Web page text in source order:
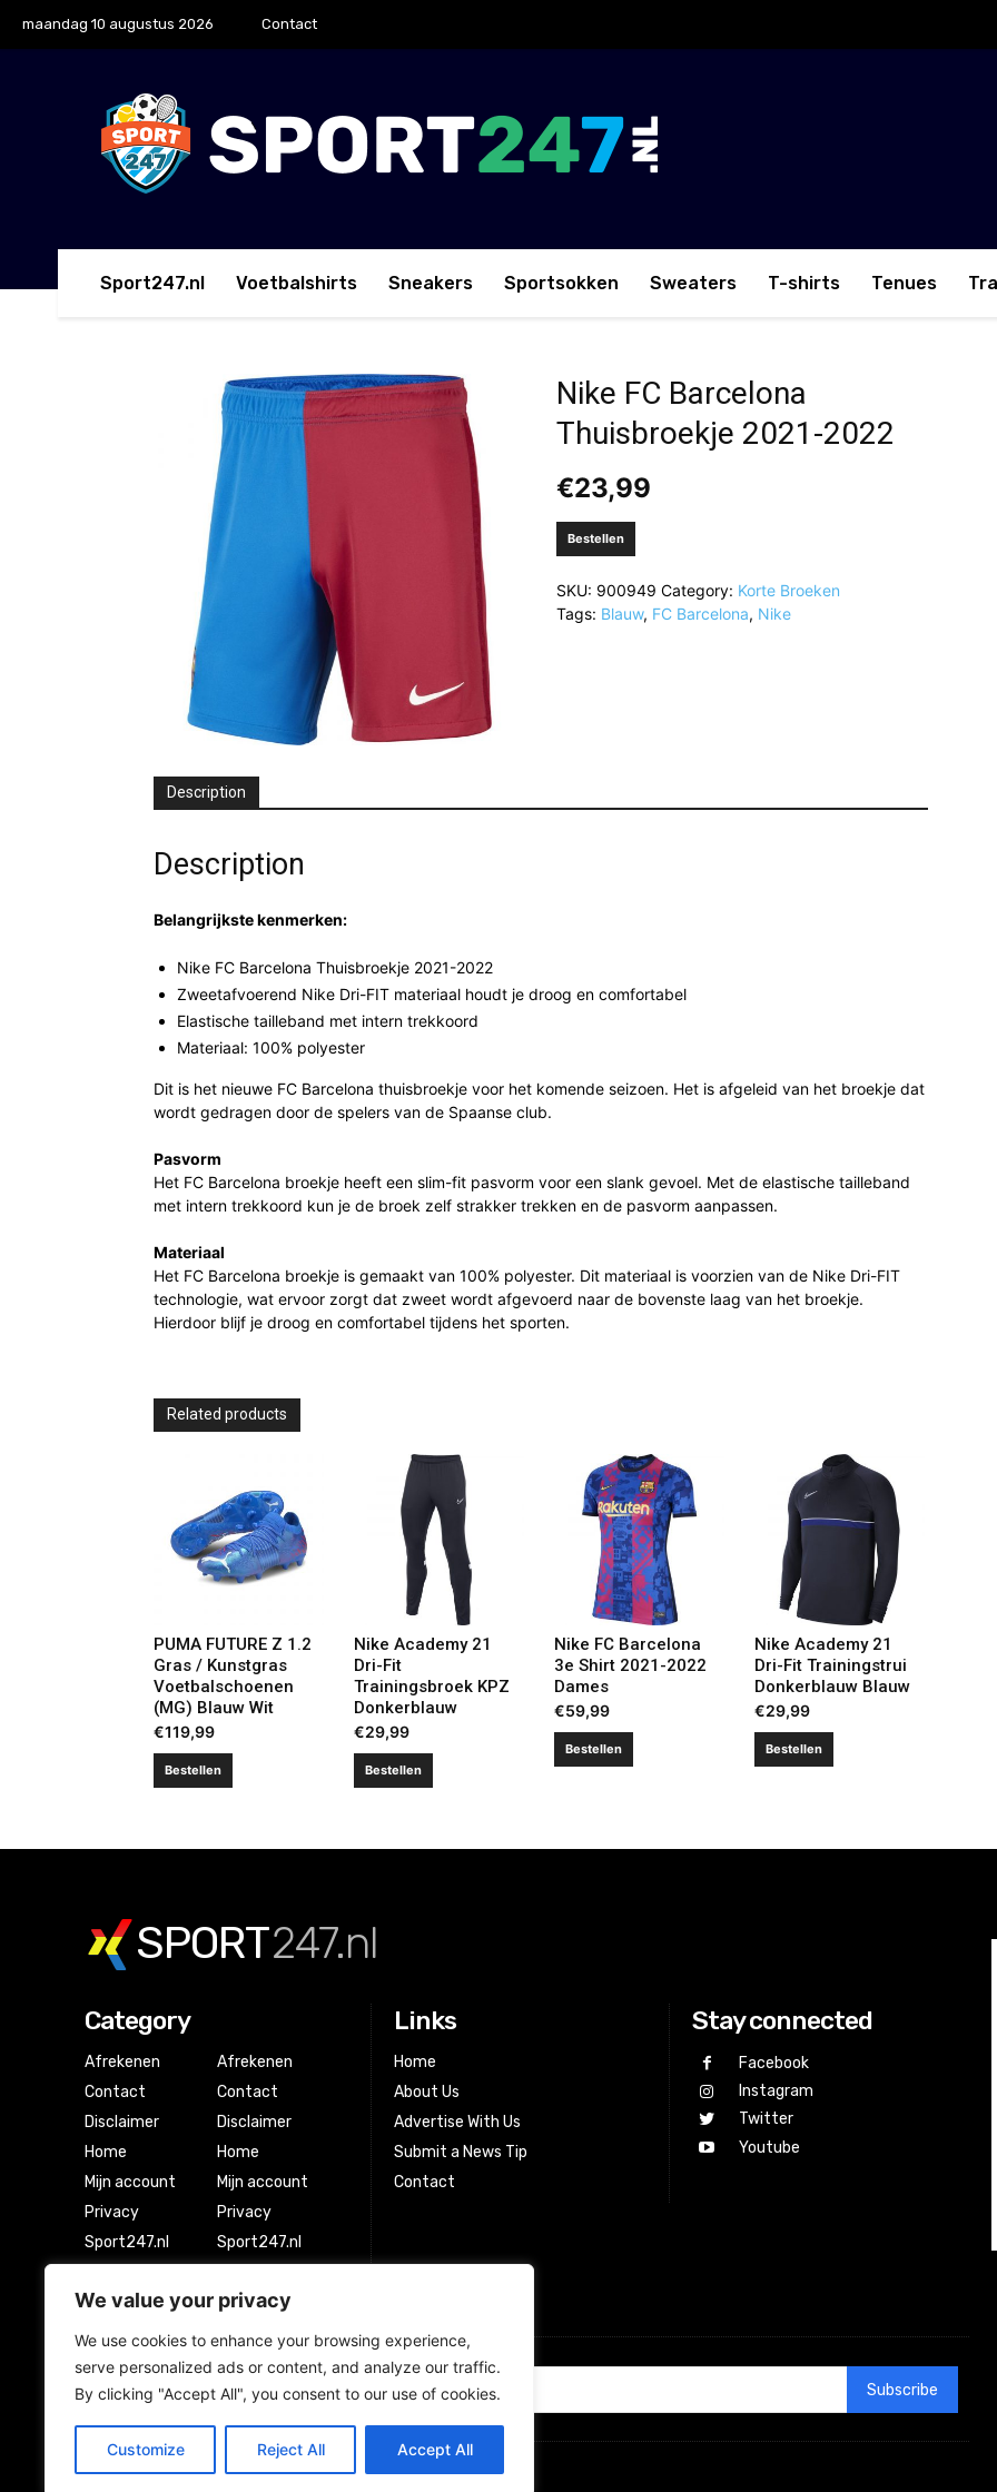
We value your privacy
We use cookies to enhance your browsing experience,
serve personalized ads or content, and analyze our traffic.
By clicking "Accept All", you consent to our use of cookies.
Customize Reject All Accept All
maandag 10 augustus 2026 Contact
Sport247.nl Voetbalshirts Sneakers Sportsokken Sweaters T-shirts Tenues
Nike FC Barcelona
Thuisbroekje 2021-2022
€23,99
Bestellen
SKU: 900949 Category: Korte Broeken
Tags: Blauw, FC Barcelona, Nike
Description
Description
Belangrijkste kenmerken:
Nike FC Barcelona Thuisbroekje 2021-2022
Zweetafvoerend Nike Dri-FIT materiaal houdt je droog en comfortabel
Elastische tailleband met intern trekkoord
Materiaal: 100% polyester
Dit is het nieuwe FC Barcelona thuisbroekje voor het komende seizoen. Het is afgeleid van het broekje dat
wordt gedragen door de spelers van de Spaanse club.
Pasvorm
Het FC Barcelona broekje heeft een slim-fit pasvorm voor een slank gevoel. Met de elastische tailleband
met intern trekkoord kun je de broek zelf strakker trekken en de pasvorm aanpassen.
Materiaal
Het FC Barcelona broekje is gemaakt van 100% polyester. Dit materiaal is voorzien van de Nike Dri-FIT
technologie, wat ervoor zorgt dat zweet wordt afgevoerd naar de bovenste laag van het broekje.
Hierdoor blijf je droog en comfortabel tijdens het sporten.
Related products
PUMA FUTURE Z 1.2
Gras / Kunstgras
Voetbalschoenen
(MG) Blauw Wit
€119,99
Bestellen
Nike Academy 21
Dri-Fit
Trainingsbroek KPZ
Donkerblauw
€29,99
Bestellen
Nike FC Barcelona
3e Shirt 2021-2022
Dames
€59,99
Bestellen
Nike Academy 21
Dri-Fit Trainingstrui
Donkerblauw Blauw
€29,99
Bestellen
SPORT247.nl
Category
Afrekenen
Contact
Disclaimer
Home
Mijn account
Privacy
Sport247.nl
Winkelwagen
Afrekenen
Contact
Disclaimer
Home
Mijn account
Privacy
Sport247.nl
Winkelwagen
Links
Home
About Us
Advertise With Us
Submit a News Tip
Contact
Stay connected
Facebook
Instagram
Twitter
Youtube
Newsletter Signup Subscribe